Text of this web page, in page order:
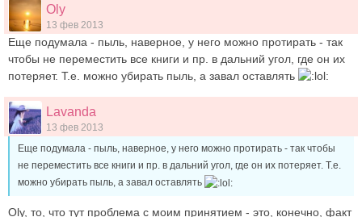
Oly
13 фев 2013
Еще подумала - пыль, наверное, у него можно протирать - так
чтобы не переместить все книги и пр. в дальний угол, где он их
потеряет. Т.е. можно убирать пыль, а завал оставлять
Lavanda
13 фев 2013
Еще подумала - пыль, наверное, у него можно протирать - так чтобы
не переместить все книги и пр. в дальний угол, где он их потеряет. Т.е.
можно убирать пыль, а завал оставлять
Oly, то, что тут проблема с моим принятием - это, конечно, факт